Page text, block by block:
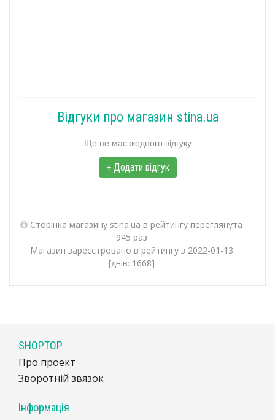
Відгуки про магазин stina.ua
Ще не має жодного відгуку
+ Додати відгук
Сторінка магазину stina.ua в рейтингу переглянута
945 раз
Магазин зареєстровано в рейтингу з 2022-01-13
[днів: 1668]
SHOPTOP
Про проект
Зворотній звязок
Інформація